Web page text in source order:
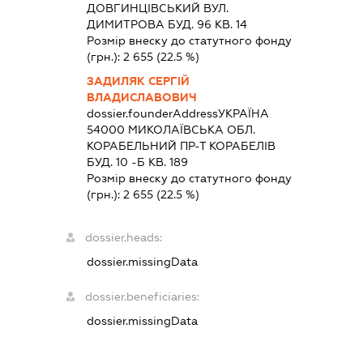
ДОВГИНЦІВСЬКИЙ ВУЛ.
ДИМИТРОВА БУД. 96 КВ. 14
Розмір внеску до статутного фонду
(грн.): 2 655 (22.5 %)
ЗАДИЛЯК СЕРГІЙ
ВЛАДИСЛАВОВИЧ
dossier.founderAddressУКРАЇНА
54000 МИКОЛАЇВСЬКА ОБЛ.
КОРАБЕЛЬНИЙ ПР-Т КОРАБЕЛІВ
БУД. 10 -Б КВ. 189
Розмір внеску до статутного фонду
(грн.): 2 655 (22.5 %)
dossier.heads:
dossier.missingData
dossier.beneficiaries:
dossier.missingData